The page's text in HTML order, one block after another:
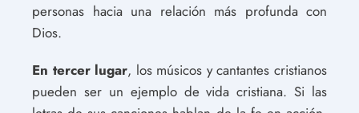
personas hacia una relación más profunda con
Dios.
En tercer lugar, los músicos y cantantes cristianos
pueden ser un ejemplo de vida cristiana. Si las